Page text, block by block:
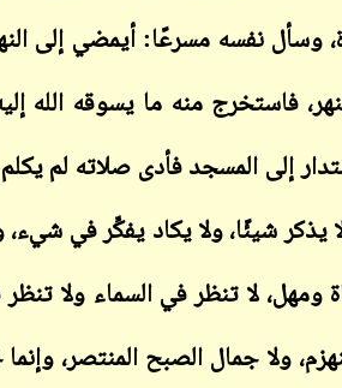
وسأل نفسه مسرعًا: أيمضي إلى
فاستخرج منه ما يسوقه الله
إلى المسجد فأدى صلاته لم
يذكر شيئًا، ولا يكاد يفكِّر في
لا تنظر في السماء ولا تنظر
ولا جمال الصبح المنتصر،
20 يناير 2024
ابن أبي صادق